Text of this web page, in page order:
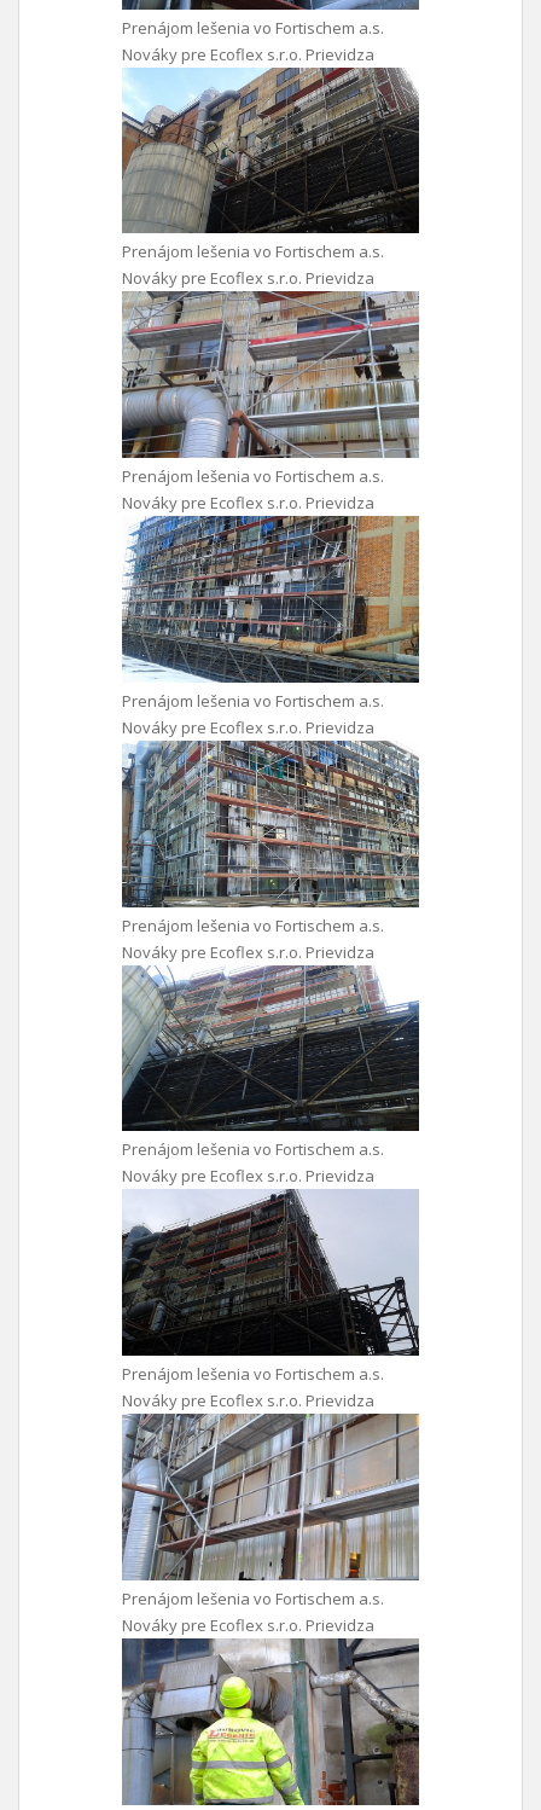
Prenájom lešenia vo Fortischem a.s.
Nováky pre Ecoflex s.r.o. Prievidza
Prenájom lešenia vo Fortischem a.s.
Nováky pre Ecoflex s.r.o. Prievidza
Prenájom lešenia vo Fortischem a.s.
Nováky pre Ecoflex s.r.o. Prievidza
Prenájom lešenia vo Fortischem a.s.
Nováky pre Ecoflex s.r.o. Prievidza
Prenájom lešenia vo Fortischem a.s.
Nováky pre Ecoflex s.r.o. Prievidza
Prenájom lešenia vo Fortischem a.s.
Nováky pre Ecoflex s.r.o. Prievidza
Prenájom lešenia vo Fortischem a.s.
Nováky pre Ecoflex s.r.o. Prievidza
Prenájom lešenia vo Fortischem a.s.
Nováky pre Ecoflex s.r.o. Prievidza